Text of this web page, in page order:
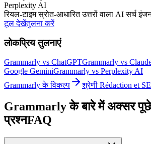
Perplexity AI
रियल-टाइम स्रोत-आधारित उत्तरों वाला AI सर्च
टूल देखेंतुलना करें
लोकप्रिय तुलनाएं
Grammarly vs ChatGPTGrammarly vs
Google GeminiGrammarly vs Perplexity AI
Grammarly के विकल्प
श्रेणी Rédaction et
Grammarly के बारे में अक्सर पूछे
प्रश्नFAQ